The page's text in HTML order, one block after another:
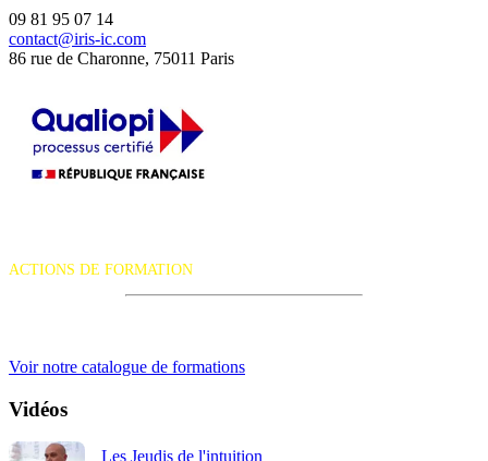
09 81 95 07 14
contact@iris-ic.com
86 rue de Charonne, 75011 Paris
ACTIONS DE FORMATION
Voir notre catalogue de formations
Vidéos
Les Jeudis de l'intuition